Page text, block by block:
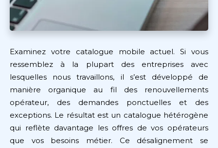
Examinez votre catalogue mobile actuel. Si vous
ressemblez à la plupart des entreprises avec
lesquelles nous travaillons, il s’est développé de
manière organique au fil des renouvellements
opérateur, des demandes ponctuelles et des
exceptions. Le résultat est un catalogue hétérogène
qui reflète davantage les offres de vos opérateurs
que vos besoins métier. Ce désalignement se